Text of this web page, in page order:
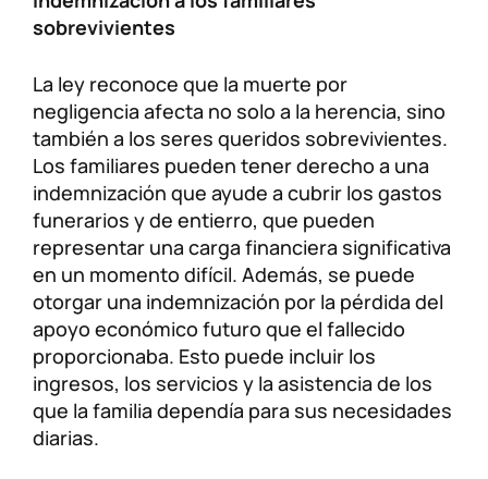
sobrevivientes
La ley reconoce que la muerte por
negligencia afecta no solo a la herencia, sino
también a los seres queridos sobrevivientes.
Los familiares pueden tener derecho a una
indemnización que ayude a cubrir los gastos
funerarios y de entierro, que pueden
representar una carga financiera significativa
en un momento difícil. Además, se puede
otorgar una indemnización por la pérdida del
apoyo económico futuro que el fallecido
proporcionaba. Esto puede incluir los
ingresos, los servicios y la asistencia de los
que la familia dependía para sus necesidades
diarias.